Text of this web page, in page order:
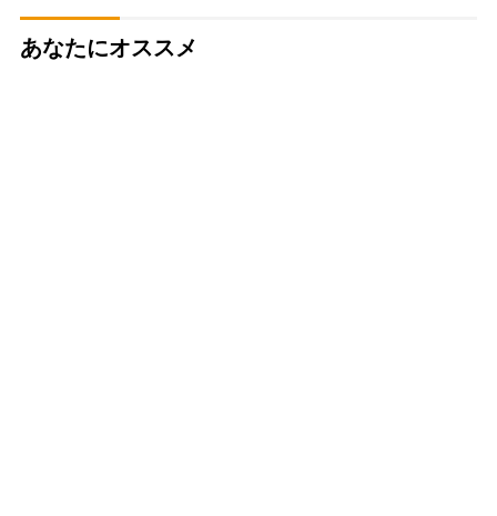
あなたにオススメ